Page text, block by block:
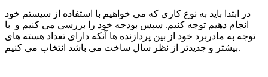
در ابتدا باید به نوع کاری که می خواهیم با استفاده از سیستم خود
انجام دهیم توجه کنیم. سپس بودجه خود را بررسی می کنیم و با
توجه به مادربرد خود از بین پردازنده ها آنکه دارای تعداد هسته های
بیشتر و جدیدتر از نظر سال ساخت می باشد انتخاب می کنیم.